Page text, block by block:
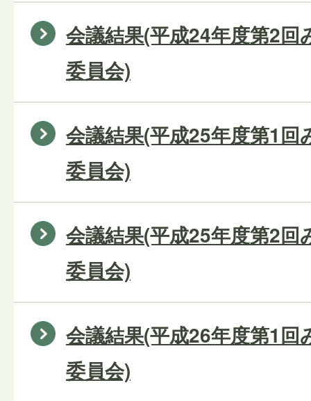
会議結果(平成24年度第2回
委員会)
会議結果(平成25年度第1回
委員会)
会議結果(平成25年度第2回
委員会)
会議結果(平成26年度第1回
委員会)